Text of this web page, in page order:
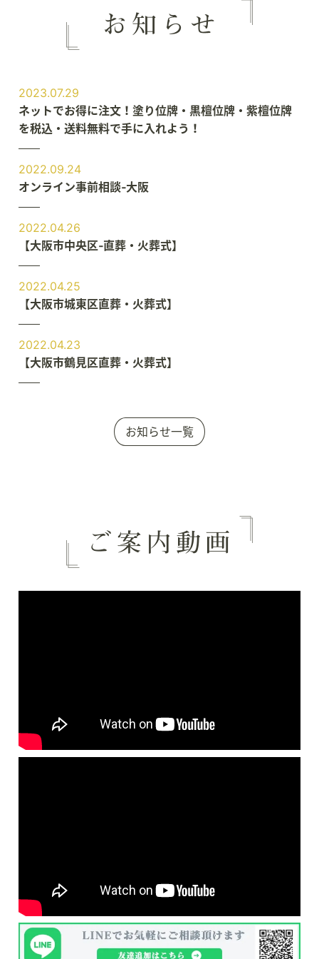
2023.07.29
ネットでお得に注文！塗り位牌・黒檀位牌・紫檀位牌
を税込・送料無料で手に入れよう！
2022.09.24
オンライン事前相談‐大阪
2022.04.26
【大阪市中央区‐直葬・火葬式】
2022.04.25
【大阪市城東区直葬・火葬式】
2022.04.23
【大阪市鶴見区直葬・火葬式】
お知らせ一覧